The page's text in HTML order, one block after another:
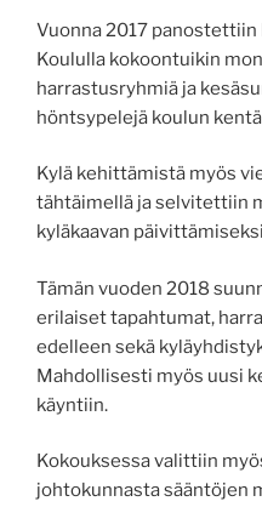
Vuonna 2017
Koululla kokoontuikin
harrastusryhmiä ja
höntsypelejä koulun
Kylä kehittämistä myös
tähtäimellä ja selvitettiin
kyläkaavan
Tämän vuoden 2018
erilaiset tapahtumat,
edelleen sekä
Mahdollisesti myös uusi
käyntiin.
Kokouksessa valittiin
johtokunnasta sääntöjen